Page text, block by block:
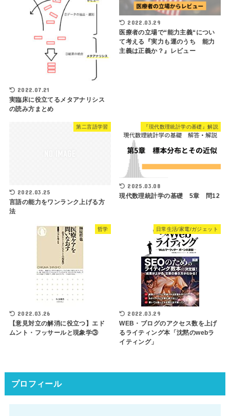
2022.07.21
実臨床に役立てるメタアナリシス
の読み方まとめ
2022.03.29
医療者の立場で“能力主義“につい
て考える『実力も運のうち 能力
主義は正義か？』レビュー
第二言語学習
2022.03.25
言語の能力をワンランク上げる方
法
『現代数理統計学の基礎』解説
2025.03.08
現代数理統計学の基礎 5章 問12
哲学
2022.03.26
【意見対立の解消に役立つ】エド
ムント・フッサールと現象学③
日常生活/家電/ガジェット
2022.03.29
WEB・ブログのアクセス数を上げ
るライティング本「沈黙のwebラ
イティング」
プロフィール